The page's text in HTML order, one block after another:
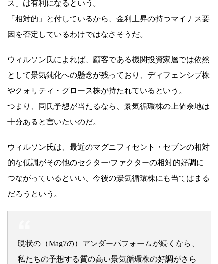
ス」は有利になるという。
「相対的」と付しているから、金利上昇の持つマイナス要
因を否定しているわけではなさそうだ。
ウィルソン氏によれば、顧客である機関投資家層では依然
として景気鈍化への懸念が残っており、ディフェンシブ株
やクォリティ・グロース株が持たれているという。
つまり、同氏予想が当たるなら、景気循環株の上値余地は
十分あると言いたいのだ。
ウィルソン氏は、最近のマグニフィセント・セブンの相対
的な低調がその他のセクター/ファクターの相対的好調に
つながっているといい、今後の景気循環株にも当てはまる
だろうという。
現状の（Mag7の）アンダーパフォームが続くなら、
私たちの予想する質の高い景気循環株の好調がさら